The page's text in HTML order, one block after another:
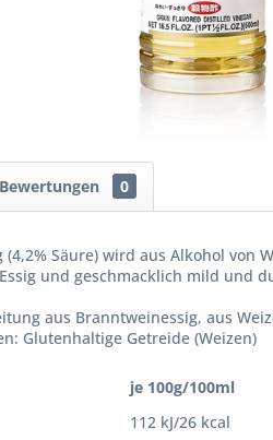
Bewertungen 0
(4,2% Säure) wird aus Alkohol
und geschmacklich mild und
aus Branntweinessig, aus
Glutenhaltige Getreide (Weizen)
je 100g/100ml
112 kJ/26 kcal